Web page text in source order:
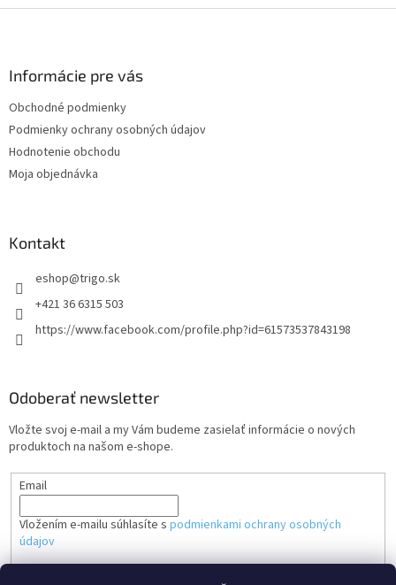
Informácie pre vás
Obchodné podmienky
Podmienky ochrany osobných údajov
Hodnotenie obchodu
Moja objednávka
Kontakt
eshop@trigo.sk
+421 36 6315 503
https://www.facebook.com/profile.php?id=61573537843198
Odoberať newsletter
Vložte svoj e-mail a my Vám budeme zasielať informácie o nových
produktoch na našom e-shope.
Email
Vložením e-mailu súhlasíte s podmienkami ochrany osobných
údajov